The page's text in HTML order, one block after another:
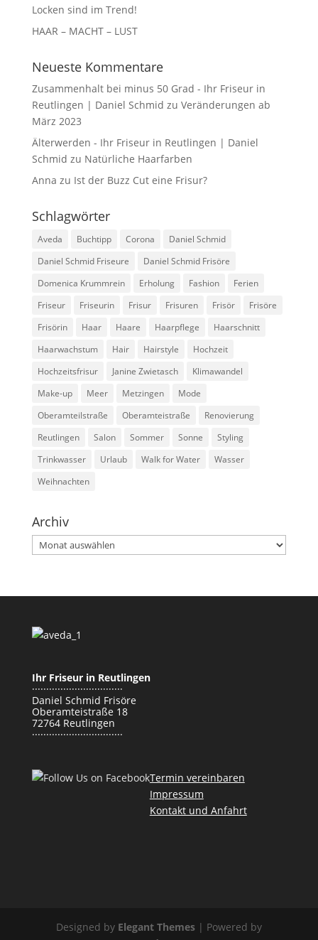
Locken sind im Trend!
HAAR – MACHT – LUST
Neueste Kommentare
Zusammenhalt bei minus 50 Grad - Ihr Friseur in
Reutlingen | Daniel Schmid zu Veränderungen ab
März 2023
Älterwerden - Ihr Friseur in Reutlingen | Daniel
Schmid zu Natürliche Haarfarben
Anna zu Ist der Buzz Cut eine Frisur?
Schlagwörter
Aveda Buchtipp Corona
Daniel Schmid
Daniel Schmid Friseure
Daniel Schmid Frisöre
Domenica Krummrein
Erholung Fashion
Ferien
Friseur
Friseurin Frisur Frisuren Frisör
Frisöre
Frisörin
Haar Haare Haarpflege
Haarschnitt
Haarwachstum
Hair Hairstyle
Hochzeit
Hochzeitsfrisur
Janine Zwietasch
Klimawandel
Make-up
Meer Metzingen
Mode
Oberamteilstraße
Oberamteistraße
Renovierung
Reutlingen
Salon Sommer Sonne
Styling
Trinkwasser
Urlaub Walk for Water
Wasser
Weihnachten
Archiv
Archiv
Ihr Friseur in Reutlingen
································
Daniel Schmid Frisöre
Oberamteistraße 18
72764 Reutlingen
································
Termin vereinbaren
Impressum
Kontakt und Anfahrt
Designed by Elegant Themes| Powered by